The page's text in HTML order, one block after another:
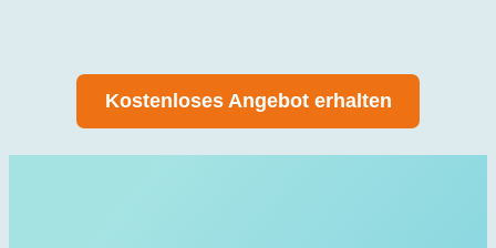
Kostenloses Angebot erhalten